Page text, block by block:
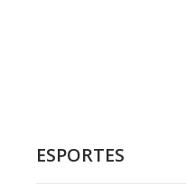
ESPORTES